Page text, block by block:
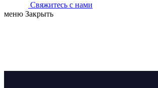
Свяжитесь с нами
меню Закрыть